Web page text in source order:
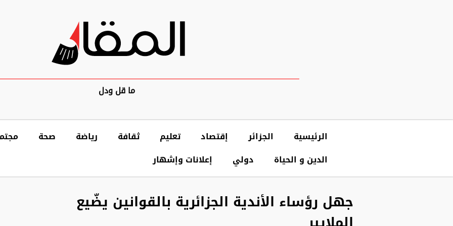
ما قل ودل
الرئيسية الجزائر إقتصاد تعليم ثقافة رياضة صحة
الدين و الحياة
دولي إعلانات وإشهار
جهل رؤساء الأندية الجزائرية بالقوانين يضّيع